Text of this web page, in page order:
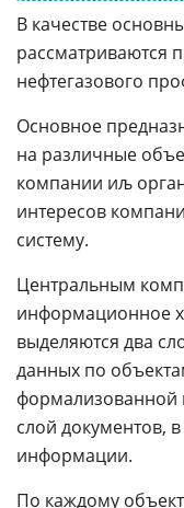
В качестве
рассматриваются
нефтегазового
Основное
на различные
компании иљ
интересов
систему.
Центральным
информационное
выделяются два
данных по
слой документов,
информации.
По каждому